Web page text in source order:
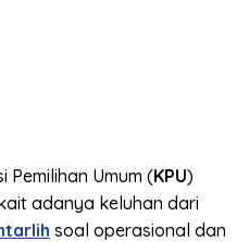
Pemilihan Umum (KPU)
adanya keluhan dari
soal operasional dan